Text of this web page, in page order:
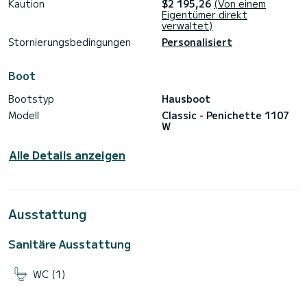
Kaution $2 195,26 (Von einem
Eigentümer direkt
verwaltet)
Stornierungsbedingungen
Personalisiert
Boot
Bootstyp
Hausboot
Modell
Classic - Penichette 1107
W
Alle Details anzeigen
Ausstattung
Sanitäre Ausstattung
WC (1)